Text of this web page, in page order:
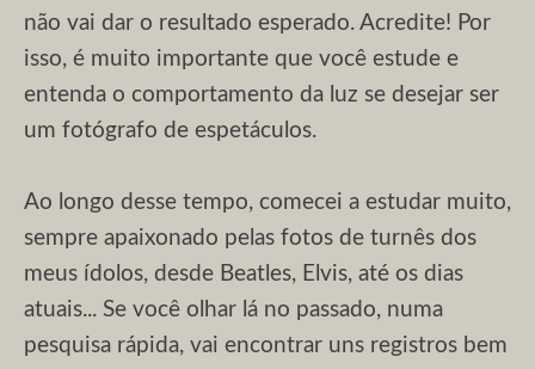
não vai dar o resultado esperado. Acredite! Por
isso, é muito importante que você estude e
entenda o comportamento da luz se desejar ser
um fotógrafo de espetáculos.
Ao longo desse tempo, comecei a estudar muito,
sempre apaixonado pelas fotos de turnês dos
meus ídolos, desde Beatles, Elvis, até os dias
atuais... Se você olhar lá no passado, numa
pesquisa rápida, vai encontrar uns registros bem